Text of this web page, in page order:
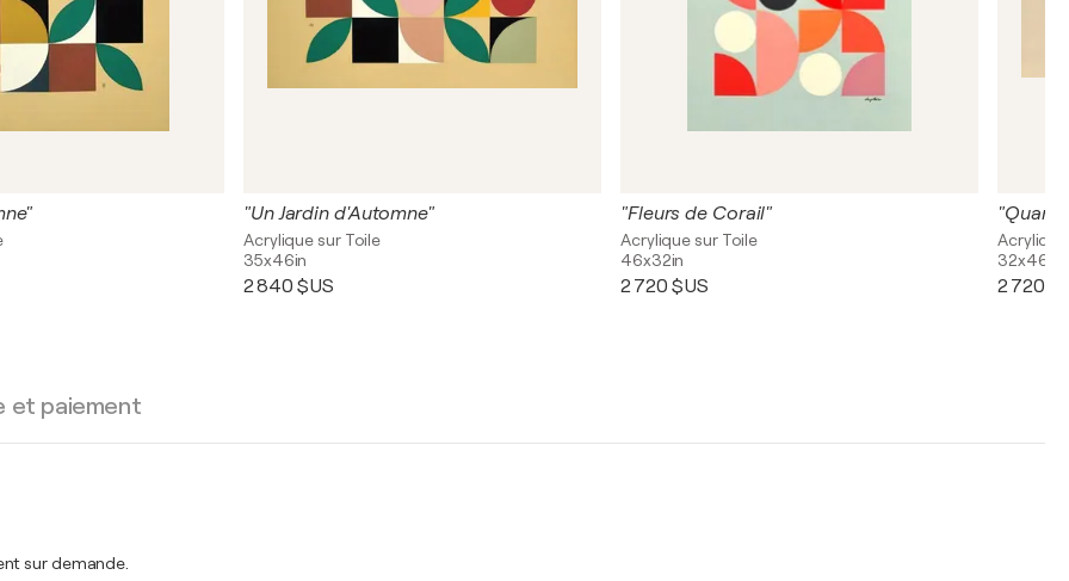
"Un Jardin d'Automne"
Acrylique sur Toile
35x46in
2 840 $US
"Fleurs de Corail"
Acrylique sur Toile
46x32in
2 720 $US
"Quand
32x46in
2 720
et paiement
sur demande.